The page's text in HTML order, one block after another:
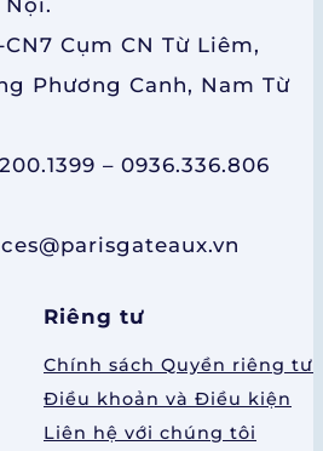
Nội.
Cụm CN Từ Liêm,
Phương Canh, Nam Từ
– 0936.336.806
Riêng tư
Chính sách Quyền riêng tư
Điều khoản và Điều kiện
Liên hệ với chúng tôi